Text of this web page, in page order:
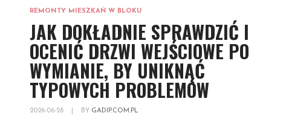
REMONTY MIESZKAŃ W BLOKU
JAK DOKŁADNIE SPRAWDZIĆ I
OCENIĆ DRZWI WEJŚCIOWE PO
WYMIANIE, BY UNIKNĄĆ
TYPOWYCH PROBLEMÓW
2026-06-28 BY GADIP.COM.PL